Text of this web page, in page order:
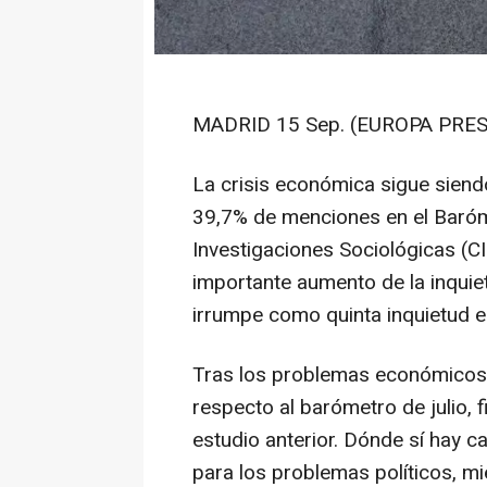
MADRID 15 Sep. (EUROPA
La crisis económica sigue
39,7% de menciones en el
Investigaciones Sociológicas
importante aumento de la
irrumpe como quinta inquietud
Tras los problemas
respecto al barómetro de julio,
estudio anterior. Dónde sí hay
para los problemas políticos,